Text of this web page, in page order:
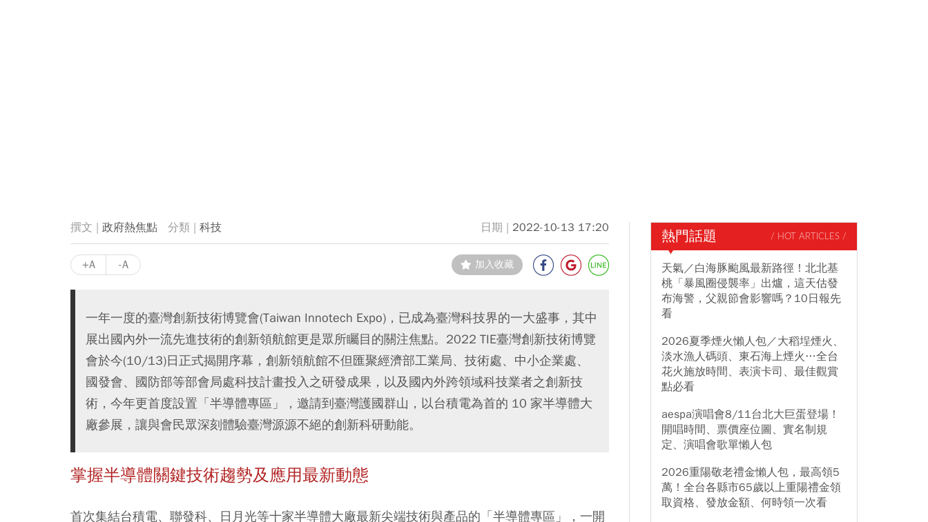
政府熱焦點 科技 2022-10-13 17:20
+A -A 加入收藏
一年一度的臺灣創新技術博覽會(Taiwan Innotech Expo)，已成為臺灣科技界的一大盛事，其中
展出國內外一流先進技術的創新領航館更是眾所矚目的關注焦點。2022 TIE臺灣創新技術博覽
會於今(10/13)日正式揭開序幕，創新領航館不但匯聚經濟部工業局、技術處、中小企業處、
國發會、國防部等部會局處科技計畫投入之研發成果，以及國內外跨領域科技業者之創新技
術，今年更首度設置「半導體專區」，邀請到臺灣護國群山，以台積電為首的 10 家半導體大
廠參展，讓與會民眾深刻體驗臺灣源源不絕的創新科研動能。
掌握半導體關鍵技術趨勢及應用最新動態
首次集結台積電、聯發科、日月光等十家半導體大廠最新尖端技術與產品的「半導體專區」，一開
熱門話題 / HOT ARTICLES /
天氣／白海豚颱風最新路徑！北北基
桃「暴風圈侵襲率」出爐，這天估發
布海警，父親節會影響嗎？10日報先
看
2026夏季煙火懶人包／大稻埕煙火、
淡水漁人碼頭、東石海上煙火…全台
花火施放時間、表演卡司、最佳觀賞
點必看
aespa演唱會8/11台北大巨蛋登場！
開唱時間、票價座位圖、實名制規
定、演唱會歌單懶人包
2026重陽敬老禮金懶人包，最高領5
萬！全台各縣市65歲以上重陽禮金領
取資格、發放金額、何時領一次看